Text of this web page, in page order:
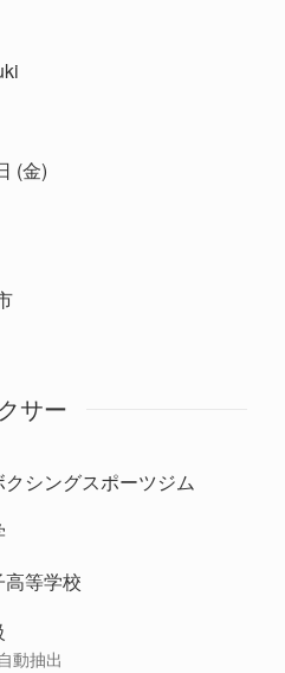
(金)
サー
クシングスポーツジム
等学校
動抽出